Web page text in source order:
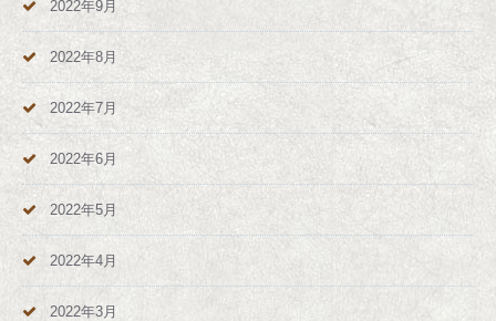
2022年9月
2022年8月
2022年7月
2022年6月
2022年5月
2022年4月
2022年3月